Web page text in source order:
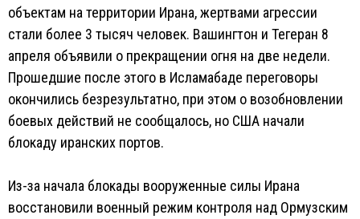
объектам на территории Ирана, жертвами агрессии
стали более 3 тысяч человек. Вашингтон и Тегеран 8
апреля объявили о прекращении огня на две недели.
Прошедшие после этого в Исламабаде переговоры
окончились безрезультатно, при этом о возобновлении
боевых действий не сообщалось, но США начали
блокаду иранских портов.
Из-за начала блокады вооруженные силы Ирана
восстановили военный режим контроля над Ормузским